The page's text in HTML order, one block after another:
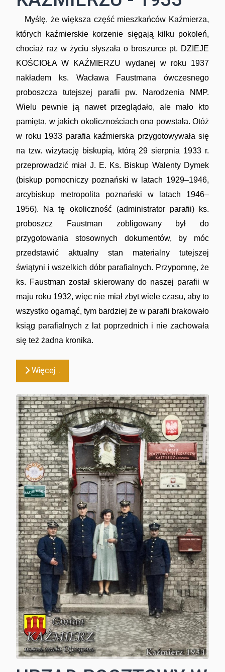
Myślę, że większa część mieszkańców Kaźmierza,
których kaźmierskie korzenie sięgają kilku pokoleń,
chociaż raz w życiu słyszała o broszurce pt. DZIEJE
KOŚCIOŁA W KAŹMIERZU wydanej w roku 1937
nakładem ks. Wacława Faustmana ówczesnego
proboszcza tutejszej parafii pw. Narodzenia NMP.
Wielu pewnie ją nawet przeglądało, ale mało kto
pamięta, w jakich okolicznościach ona powstała. Otóż
w roku 1933 parafia kaźmierska przygotowywała się
na tzw. wizytację biskupią, którą 29 sierpnia 1933 r.
przeprowadzić miał J. E. Ks. Biskup Walenty Dymek
(biskup pomocniczy poznański w latach 1929–1946,
arcybiskup metropolita poznański w latach 1946–
1956). Na tę okoliczność (administrator parafii) ks.
proboszcz Faustman zobligowany był do
przygotowania stosownych dokumentów, by móc
przedstawić aktualny stan materialny tutejszej
świątyni i wszelkich dóbr parafialnych. Przypomnę, że
ks. Faustman został skierowany do naszej parafii w
maju roku 1932, więc nie miał zbyt wiele czasu, aby to
wszystko ogarnąć, tym bardziej że w parafii brakowało
ksiąg parafialnych z lat poprzednich i nie zachowała
się też żadna kronika.
Więcej…